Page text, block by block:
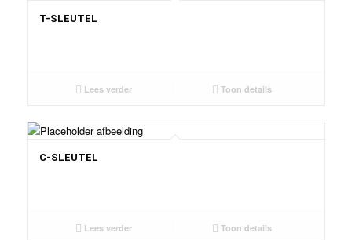
T-SLEUTEL
Lees verder Toon details
C-SLEUTEL
Lees verder Toon details